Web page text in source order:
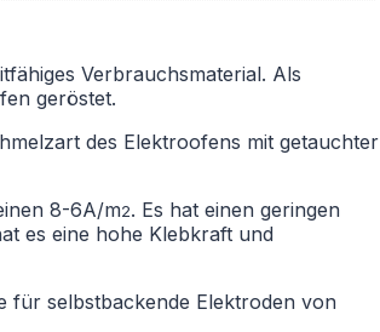
Verbrauchsmaterial. Als
geröstet.
des Elektroofens mit getauchter
8-6A/m2. Es hat einen geringen
es eine hohe Klebkraft und
für selbstbackende Elektroden von